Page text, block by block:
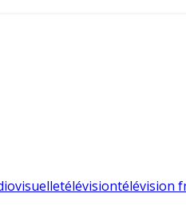
télévisiontélévision